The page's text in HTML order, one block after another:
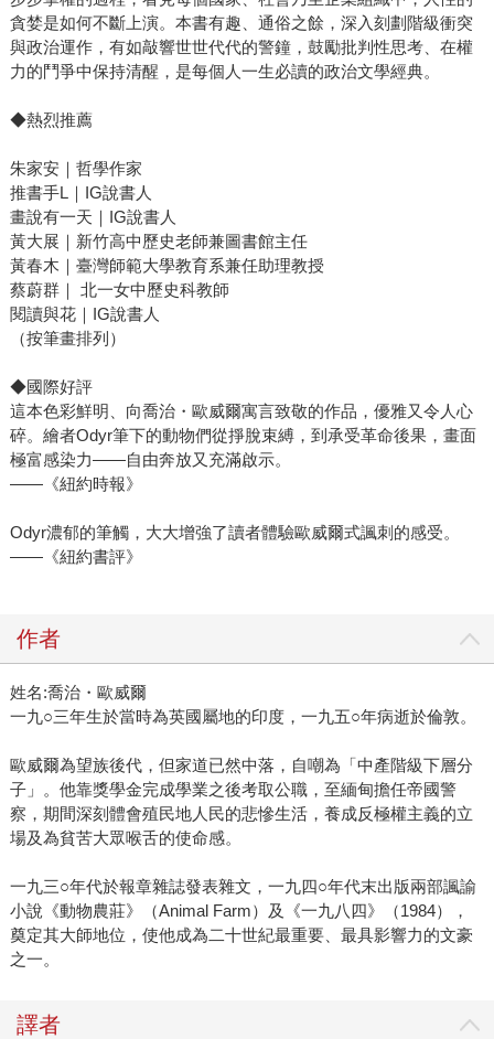
貪婪是如何不斷上演。本書有趣、通俗之餘，深入刻劃階級衝突
與政治運作，有如敲響世世代代的警鐘，鼓勵批判性思考、在權
力的鬥爭中保持清醒，是每個人一生必讀的政治文學經典。
◆熱烈推薦
朱家安｜哲學作家
推書手L｜IG說書人
畫說有一天｜IG說書人
黃大展｜新竹高中歷史老師兼圖書館主任
黃春木｜臺灣師範大學教育系兼任助理教授
蔡蔚群｜ 北一女中歷史科教師
閱讀與花｜IG說書人
（按筆畫排列）
◆國際好評
這本色彩鮮明、向喬治・歐威爾寓言致敬的作品，優雅又令人心
碎。繪者Odyr筆下的動物們從掙脫束縛，到承受革命後果，畫面
極富感染力——自由奔放又充滿啟示。
——《紐約時報》
Odyr濃郁的筆觸，大大增強了讀者體驗歐威爾式諷刺的感受。
——《紐約書評》
作者
姓名:喬治・歐威爾
一九○三年生於當時為英國屬地的印度，一九五○年病逝於倫敦。
歐威爾為望族後代，但家道已然中落，自嘲為「中產階級下層分
子」。他靠獎學金完成學業之後考取公職，至緬甸擔任帝國警
察，期間深刻體會殖民地人民的悲慘生活，養成反極權主義的立
場及為貧苦大眾喉舌的使命感。
一九三○年代於報章雜誌發表雜文，一九四○年代末出版兩部諷諭
小說《動物農莊》（Animal Farm）及《一九八四》（1984），
奠定其大師地位，使他成為二十世紀最重要、最具影響力的文豪
之一。
譯者